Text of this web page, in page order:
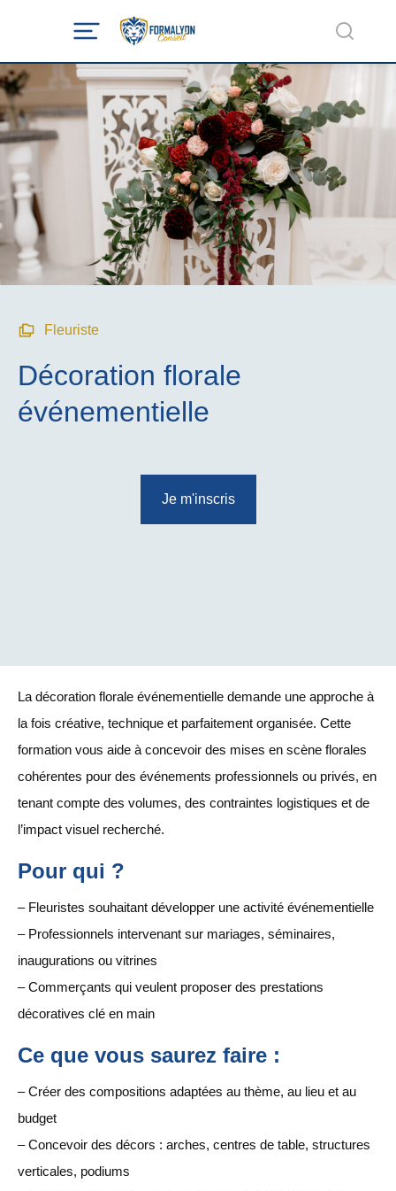
Fleuriste
Décoration florale
événementielle
Je m'inscris
La décoration florale événementielle demande une approche à
la fois créative, technique et parfaitement organisée. Cette
formation vous aide à concevoir des mises en scène florales
cohérentes pour des événements professionnels ou privés, en
tenant compte des volumes, des contraintes logistiques et de
l’impact visuel recherché.
Pour qui ?
– Fleuristes souhaitant développer une activité événementielle
– Professionnels intervenant sur mariages, séminaires,
inaugurations ou vitrines
– Commerçants qui veulent proposer des prestations
décoratives clé en main
Ce que vous saurez faire :
– Créer des compositions adaptées au thème, au lieu et au
budget
– Concevoir des décors : arches, centres de table, structures
verticales, podiums